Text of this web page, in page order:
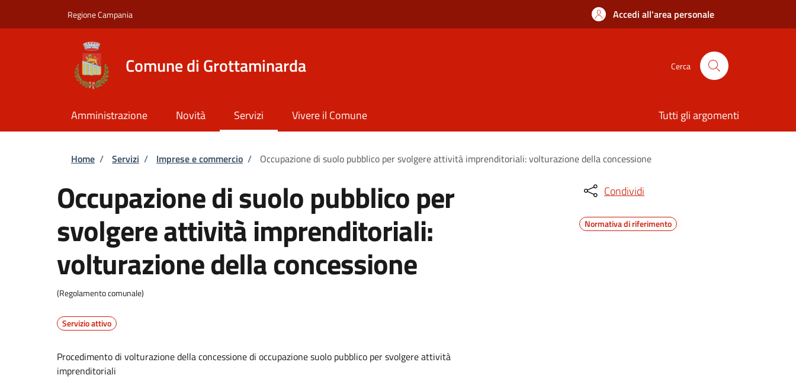
Regione Campania Accedi all'area personale
Comune di Grottaminarda Cerca
Amministrazione Novità Servizi Vivere il Comune Tutti gli argomenti
Briciole di pane
Home / Servizi / Imprese e commercio / Occupazione di suolo pubblico per svolgere attività imprenditoriali: volturazione della concessione
Occupazione di suolo pubblico per
svolgere attività imprenditoriali:
volturazione della concessione
(Regolamento comunale)
Servizio attivo
Procedimento di volturazione della concessione di occupazione suolo pubblico per svolgere attività
imprenditoriali
Condividi
Normativa di riferimento